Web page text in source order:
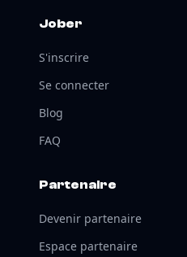
Jober
S'inscrire
Se connecter
Blog
FAQ
Partenaire
Devenir partenaire
Espace partenaire